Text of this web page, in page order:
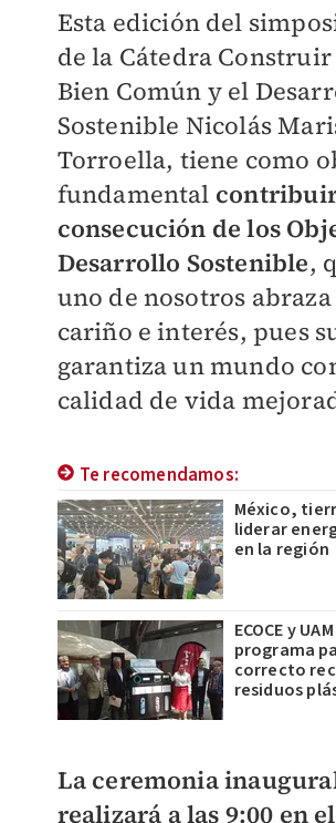
Esta edición del
de la Cátedra
Bien Común y el
Sostenible Nicolás
Torroella, tiene como
fundamental
consecución de los
Desarrollo Sostenible,
uno de nosotros
cariño e interés, pues
garantiza un mundo
calidad de vida
Te recomendamos:
México,
liderar
en la región
ECOCE y
programa
correcto
residuos
La ceremonia
realizará a las 9:00 en el